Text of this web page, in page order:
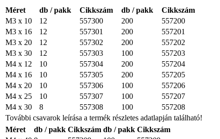
Méret db / pakk Cikkszám db / pakk
Cikkszám
M3 x 10
12 557300 200
557200
M3 x 16
12 557301 200
557201
M3 x 20
12 557302 200
557202
M3 x 30
12 557303 100
557203
M4 x 12
10 557304 200
557204
M4 x 16
10 557305 200
557205
M4 x 20
10 557306 100
557206
M4 x 25
10 557307 100
557207
M4 x 30
8 557308 100
557208
További csavarok leírása a termék részletes adatlapján található!
Méret
db / pakk Cikkszám db / pakk Cikkszám